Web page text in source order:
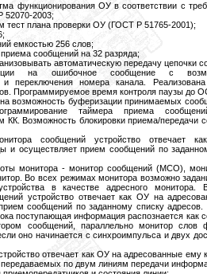
функционирования ОУ в соответствии с
52070-2003;
тест плана проверки ОУ (ГОСТ Р 51765-2001);
емкостью 256 слов;
сообщений на 32 разряда;
автоматическую передачу цепочки
на ошибочное сообщение с
и переключения номера канала.
Программируемое время контроля паузы до
возможность буферизации принимаемых
таймера приема
КК. Возможность блокировки приема/передачи
сообщений устройство отвечает
и осуществляет прием сообщений по
монитора - монитор сообщений (МСО),
Во всех режимах монитора возможно
в качестве адресного монитора.
устройство отвечает как ОУ на
сообщений по заданному списку
поступающая информация распознается как
сообщений, параллельно монитор слов
оно начинается с синхроимпульса и двух
отвечает как ОУ на адресованные ему
по двум линиям передачи